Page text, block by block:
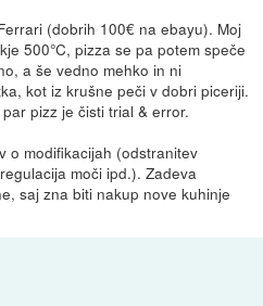
(dobrih 100€ na ebayu). Moj
500°C, pizza se pa potem speče
a še vedno mehko in ni
kot iz krušne peči v dobri piceriji.
pizz je čisti trial & error.
o modifikacijah (odstranitev
moči ipd.). Zadeva
saj zna biti nakup nove kuhinje